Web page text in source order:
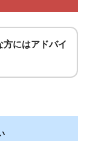
方にはアドバイ